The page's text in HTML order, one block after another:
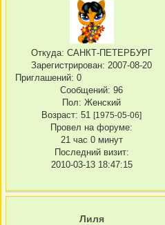
Откуда: САНКТ-ПЕТЕРБУРГ
Зарегистрирован: 2007-08-20
Приглашений: 0
Сообщений: 96
Пол: Женский
Возраст: 51 [1975-05-06]
Провел на форуме:
21 час 0 минут
Последний визит:
2010-03-13 18:47:15
Лиля